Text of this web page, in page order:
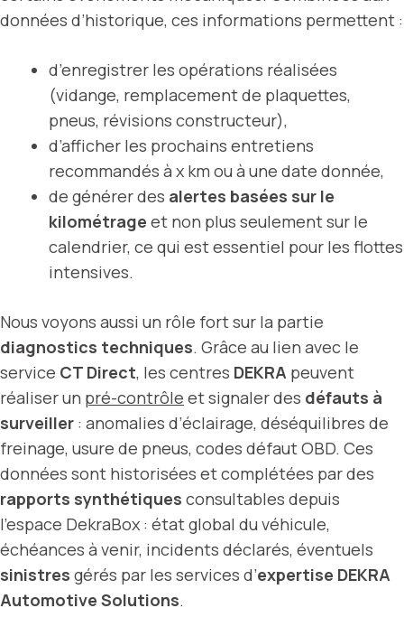
données d’historique, ces informations permettent :
d’enregistrer les opérations réalisées
(vidange, remplacement de plaquettes,
pneus, révisions constructeur),
d’afficher les prochains entretiens
recommandés à x km ou à une date donnée,
de générer des alertes basées sur le
kilométrage et non plus seulement sur le
calendrier, ce qui est essentiel pour les flottes
intensives.
Nous voyons aussi un rôle fort sur la partie
diagnostics techniques. Grâce au lien avec le
service CT Direct, les centres DEKRA peuvent
réaliser un pré-contrôle et signaler des défauts à
surveiller : anomalies d’éclairage, déséquilibres de
freinage, usure de pneus, codes défaut OBD. Ces
données sont historisées et complétées par des
rapports synthétiques consultables depuis
l’espace DekraBox : état global du véhicule,
échéances à venir, incidents déclarés, éventuels
sinistres gérés par les services d’expertise DEKRA
Automotive Solutions.